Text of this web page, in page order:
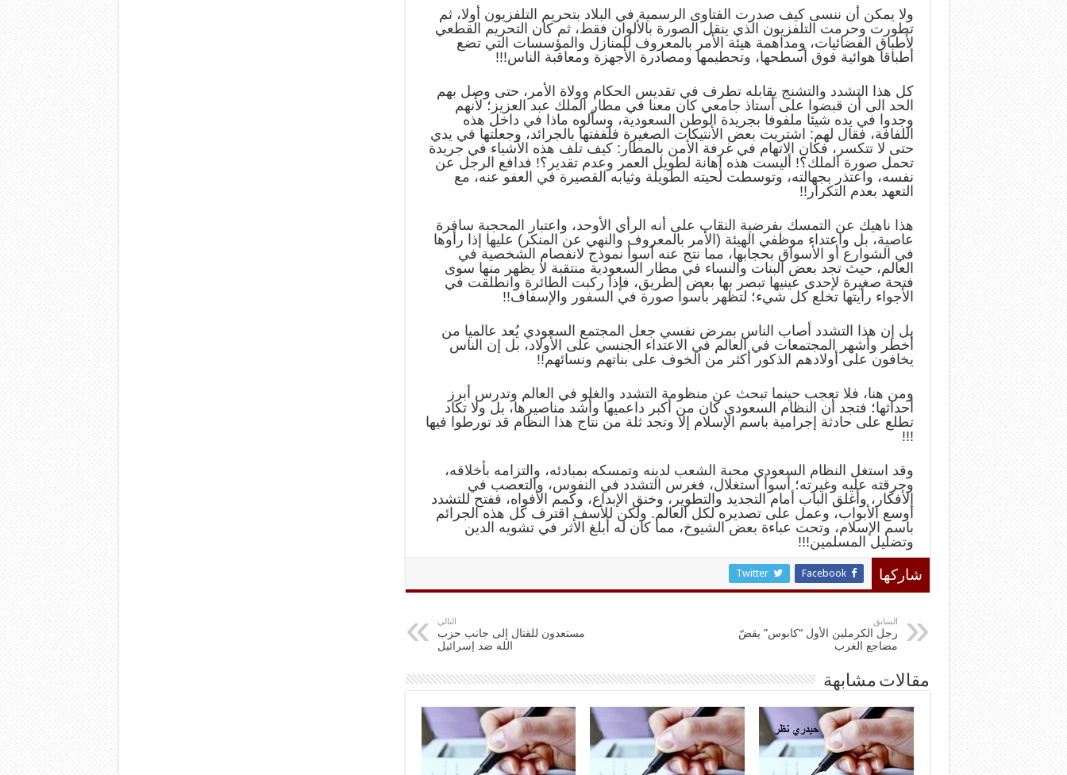
ولا يمكن أن ننسى كيف صدرت الفتاوى الرسمية في البلاد بتحريم التلفزيون أولا، ثم
تطورت وحرمت التلفزيون الذي ينقل الصورة بالألوان فقط، ثم كان التحريم القطعي
لأطباق الفضائيات، ومداهمة هيئة الأمر بالمعروف للمنازل والمؤسسات التي تضع
أطباقا هوائية فوق أسطحها، وتحطيمها ومصادرة الأجهزة ومعاقبة الناس!!!
كل هذا التشدد والتشنج يقابله تطرف في تقديس الحكام وولاة الأمر، حتى وصل بهم
الحد الى أن قبضوا على أستاذ جامعي كان معنا في مطار الملك عبد العزيز؛ لأنهم
وجدوا في يده شيئا ملفوفا بجريدة الوطن السعودية، وسألوه ماذا في داخل هذه
اللفافة، فقال لهم: اشتريت بعض الأنتيكات الصغيرة فلففتها بالجرائد، وجعلتها في يدي
حتى لا تتكسر، فكان الاتهام في غرفة الأمن بالمطار: كيف تلف هذه الأشياء في جريدة
تحمل صورة الملك؟! أليست هذه إهانة لطويل العمر وعدم تقدير؟! فدافع الرجل عن
نفسه، واعتذر بجهالته، وتوسطت لحيته الطويلة وثيابه القصيرة في العفو عنه، مع
التعهد بعدم التكرار!!
هذا ناهيك عن التمسك بفرضية النقاب على أنه الرأي الأوحد، واعتبار المحجبة سافرة
عاصية، بل واعتداء موظفي الهيئة (الأمر بالمعروف والنهي عن المنكر) عليها إذا رأوها
في الشوارع أو الأسواق بحجابها، مما نتج عنه أسوأ نموذج لانفصام الشخصية في
العالم، حيث تجد بعض البنات والنساء في مطار السعودية منتقبة لا يظهر منها سوى
فتحة صغيرة لإحدى عينيها تبصر بها بعض الطريق، فإذا ركبت الطائرة وانطلقت في
الأجواء رأيتها تخلع كل شيء؛ لتظهر بأسوأ صورة في السفور والإسفاف!!
بل إن هذا التشدد أصاب الناس بمرض نفسي جعل المجتمع السعودي يُعد عالميا من
أخطر وأشهر المجتمعات في العالم في الاعتداء الجنسي على الأولاد، بل إن الناس
يخافون على أولادهم الذكور أكثر من الخوف على بناتهم ونسائهم!!
ومن هنا، فلا تعجب حينما تبحث عن منظومة التشدد والغلو في العالم وتدرس أبرز
أحداثها؛ فتجد أن النظام السعودي كان من أكبر داعميها وأشد مناصيرها، بل ولا تكاد
تطلع على حادثة إجرامية باسم الإسلام إلا وتجد ثلة من نتاج هذا النظام قد تورطوا فيها
!!!
وقد استغل النظام السعودي محبة الشعب لدينه وتمسكه بمبادئه، والتزامه بأخلاقه،
وحرقته عليه وغيرته؛ أسوأ استغلال، فغرس التشدد في النفوس، والتعصب في
الأفكار، وأغلق الباب أمام التجديد والتطوير، وخنق الإبداع، وكمم الأفواه، ففتح للتشدد
أوسع الأبواب، وعمل على تصديره لكل العالم. ولكن للأسف اقترف كل هذه الجرائم
باسم الإسلام، وتحت عباءة بعض الشيوخ، مما كان له أبلغ الأثر في تشويه الدين
وتضليل المسلمين!!!
شاركها Facebook
Twitter
السابق
رجل الكرملين الأول “كابوس” يقضّ
مضاجع الغرب
التالي
مستعدون للقتال إلى جانب حزب
الله ضد إسرائيل
مقالات مشابهة